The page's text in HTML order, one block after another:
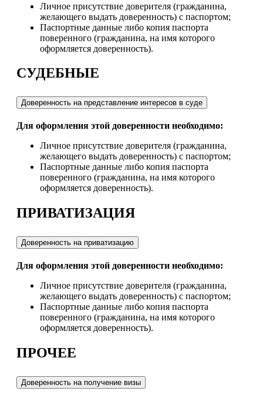
Личное присутствие доверителя (гражданина,
желающего выдать доверенность) с паспортом;
Паспортные данные либо копия паспорта
поверенного (гражданина, на имя которого
оформляется доверенность).
СУДЕБНЫЕ
Доверенность на представление интересов в суде
Для оформления этой доверенности необходимо:
Личное присутствие доверителя (гражданина,
желающего выдать доверенность) с паспортом;
Паспортные данные либо копия паспорта
поверенного (гражданина, на имя которого
оформляется доверенность).
ПРИВАТИЗАЦИЯ
Доверенность на приватизацию
Для оформления этой доверенности необходимо:
Личное присутствие доверителя (гражданина,
желающего выдать доверенность) с паспортом;
Паспортные данные либо копия паспорта
поверенного (гражданина, на имя которого
оформляется доверенность).
ПРОЧЕЕ
Доверенность на получение визы